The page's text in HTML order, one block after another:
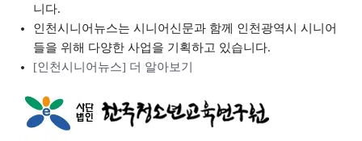
니다.
인천시니어뉴스는 시니어신문과 함께 인천광역시 시니어
들을 위해 다양한 사업을 기획하고 있습니다.
[인천시니어뉴스] 더 알아보기